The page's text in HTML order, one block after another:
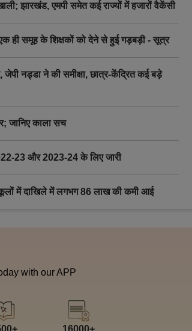
झारखंड, एमपी समेत कई राज्यों में हजारों वैकेंसी
ही समूह के शिक्षकों को देने से हुई गड़बड़ी - सूत्र
नड्डा ने की समीक्षा, छात्र-केंद्रित कई बड़े
जानिए काला सच
23 और 2023-24 के लिए जारी
में दाखिले में लगभग 86 लाख की कमी आई
with our APP
16000+